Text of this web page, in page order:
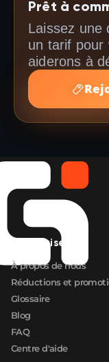
Prêt à
Laissez
un tarif pour
aiderons à
Entreprise
À propos de nous
Réductions et
Glossaire
Blog
FAQ
Centre d'aide